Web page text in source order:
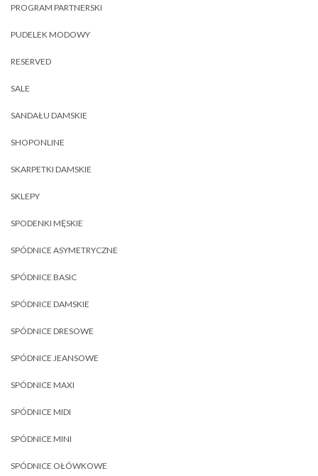
PROGRAM PARTNERSKI
PUDELEK MODOWY
RESERVED
SALE
SANDAŁU DAMSKIE
SHOPONLINE
SKARPETKI DAMSKIE
SKLEPY
SPODENKI MĘSKIE
SPÓDNICE ASYMETRYCZNE
SPÓDNICE BASIC
SPÓDNICE DAMSKIE
SPÓDNICE DRESOWE
SPÓDNICE JEANSOWE
SPÓDNICE MAXI
SPÓDNICE MIDI
SPÓDNICE MINI
SPÓDNICE OŁÓWKOWE